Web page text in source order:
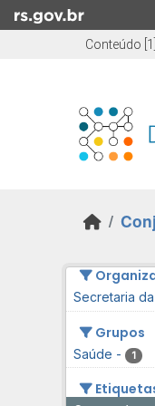
Skip to main content
Conteúdo [1]
Secretaria
Grupos
Saúde - 1